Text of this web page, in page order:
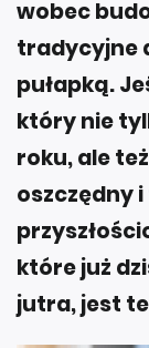
wobec
tradycyjne
pułapką.
który nie
roku, ale
oszczędny
które już
jutra, jest